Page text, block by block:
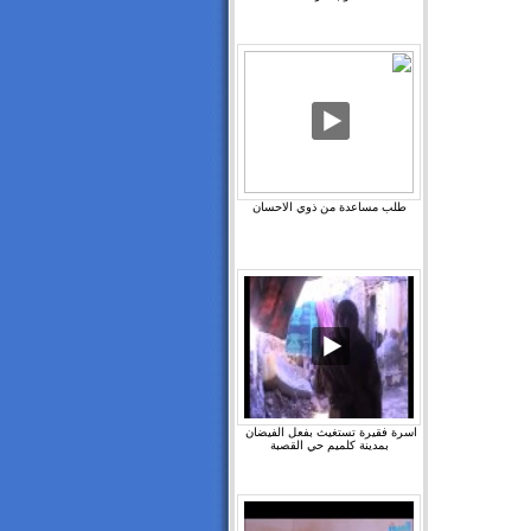
طلب مساعدة من ذوي الاحسان
اسرة فقيرة تستغيث بفعل الفيضان ‫
بمدينة كلميم حي القصبة